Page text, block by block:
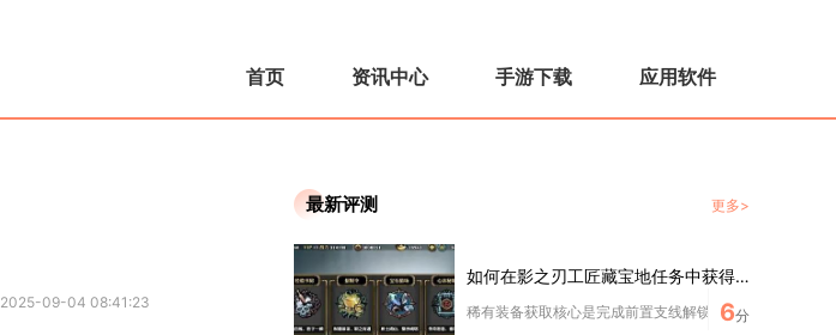
首页 资讯中心 手游下载 应用软件
2025-09-04 08:41:23
最新评测 更多>
如何在影之刃工匠藏宝地任务中获得稀有装备
稀有装备获取核心是完成前置支线解锁副本、分层高效刷
6分